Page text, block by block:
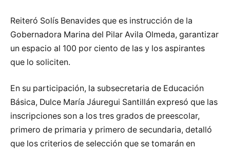
Reiteró Solís Benavides que es instrucción de la
Gobernadora Marina del Pilar Avila Olmeda, garantizar
un espacio al 100 por ciento de las y los aspirantes
que lo soliciten.
En su participación, la subsecretaria de Educación
Básica, Dulce María Jáuregui Santillán expresó que las
inscripciones son a los tres grados de preescolar,
primero de primaria y primero de secundaria, detalló
que los criterios de selección que se tomarán en